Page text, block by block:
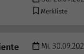
Merkliste
Mi.